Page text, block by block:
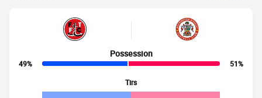
Possession
49%
51%
Tirs